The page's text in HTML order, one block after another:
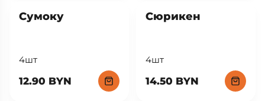
Сумоку
4шт
12.90 BYN
Сюрикен
4шт
14.50 BYN